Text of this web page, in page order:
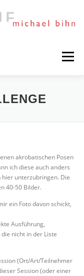
Menü
MIXED ART
akrobatischen Posen
ich diese auch anders
unterzubringen. Die
40-50 Bilder.
ein Foto davon schickt,
Ausführung,
nicht in der Liste
(Ort/Art/Teilnehmer
Session (oder einer